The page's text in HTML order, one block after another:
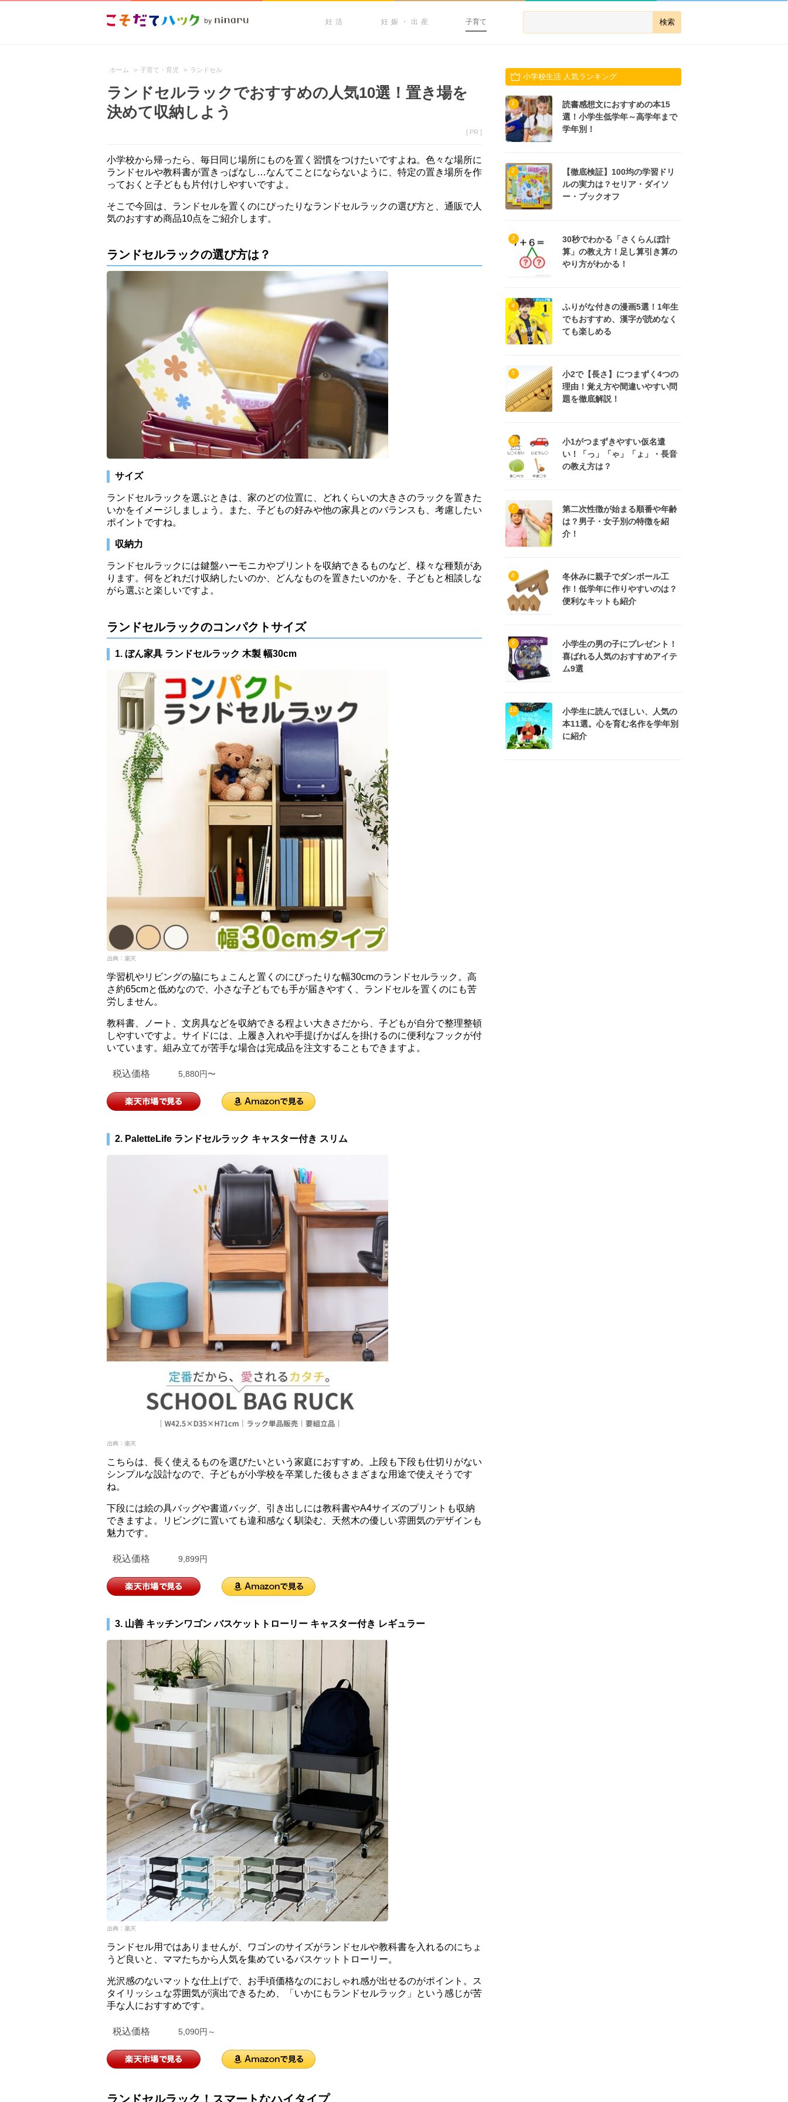
妊活 妊娠・出産 子育て
ホーム > 子育て・育児 > ランドセル
ランドセルラックでおすすめの人気10選！置き場を
決めて収納しよう
[ PR ]
小学校から帰ったら、毎日同じ場所にものを置く習慣をつけたいですよね。色々な場所に
ランドセルや教科書が置きっぱなし…なんてことにならないように、特定の置き場所を作
っておくと子どもも片付けしやすいですよ。
そこで今回は、ランドセルを置くのにぴったりなランドセルラックの選び方と、通販で人
気のおすすめ商品10点をご紹介します。
ランドセルラックの選び方は？
サイズ
ランドセルラックを選ぶときは、家のどの位置に、どれくらいの大きさのラックを置きた
いかをイメージしましょう。また、子どもの好みや他の家具とのバランスも、考慮したい
ポイントですね。
収納力
ランドセルラックには鍵盤ハーモニカやプリントを収納できるものなど、様々な種類があ
ります。何をどれだけ収納したいのか、どんなものを置きたいのかを、子どもと相談しな
がら選ぶと楽しいですよ。
ランドセルラックのコンパクトサイズ
1. ぼん家具 ランドセルラック 木製 幅30cm
学習机やリビングの脇にちょこんと置くのにぴったりな幅30cmのランドセルラック。高
さ約65cmと低めなので、小さな子どもでも手が届きやすく、ランドセルを置くのにも苦
労しません。
教科書、ノート、文房具などを収納できる程よい大きさだから、子どもが自分で整理整頓
しやすいですよ。サイドには、上履き入れや手提げかばんを掛けるのに便利なフックが付
いています。組み立てが苦手な場合は完成品を注文することもできますよ。
税込価格 5,880円〜
2. PaletteLife ランドセルラック キャスター付き スリム
こちらは、長く使えるものを選びたいという家庭におすすめ。上段も下段も仕切りがない
シンプルな設計なので、子どもが小学校を卒業した後もさまざまな用途で使えそうです
ね。
下段には絵の具バッグや書道バッグ、引き出しには教科書やA4サイズのプリントも収納
できますよ。リビングに置いても違和感なく馴染む、天然木の優しい雰囲気のデザインも
魅力です。
税込価格 9,899円
3. 山善 キッチンワゴン バスケットトローリー キャスター付き レギュラー
ランドセル用ではありませんが、ワゴンのサイズがランドセルや教科書を入れるのにちょ
うど良いと、ママたちから人気を集めているバスケットトローリー。
光沢感のないマットな仕上げで、お手頃価格なのにおしゃれ感が出せるのがポイント。ス
タイリッシュな雰囲気が演出できるため、「いかにもランドセルラック」という感じが苦
手な人におすすめです。
税込価格 5,090円～
ランドセルラック！スマートなハイタイプ
小学校生活 人気ランキング
1
読書感想文におすすめの本15
選！小学生低学年～高学年まで
学年別！
2
【徹底検証】100均の学習ドリ
ルの実力は？セリア・ダイソ
ー・ブックオフ
3
30秒でわかる「さくらんぼ計
算」の教え方！足し算引き算の
やり方がわかる！
4
ふりがな付きの漫画5選！1年生
でもおすすめ、漢字が読めなく
ても楽しめる
5
小2で【長さ】につまずく4つの
理由！覚え方や間違いやすい問
題を徹底解説！
6
小1がつまずきやすい仮名遣
い！「っ」「ゃ」「ょ」・長音
の教え方は？
7
第二次性徴が始まる順番や年齢
は？男子・女子別の特徴を紹
介！
8
冬休みに親子でダンボール工
作！低学年に作りやすいのは？
便利なキットも紹介
9
小学生の男の子にプレゼント！
喜ばれる人気のおすすめアイテ
ム9選
10
小学生に読んでほしい、人気の
本11選。心を育む名作を学年別
に紹介